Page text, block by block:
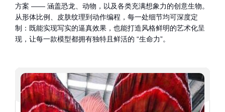
方案 —— 涵盖恐龙、动物，以及各类充满想象力的创意生物。
从形体比例、皮肤纹理到动作编程，每一处细节均可深度定
制：既能实现写实的逼真效果，也能打造风格鲜明的艺术化呈
现，让每一款模型都拥有独特且鲜活的 “生命力”。